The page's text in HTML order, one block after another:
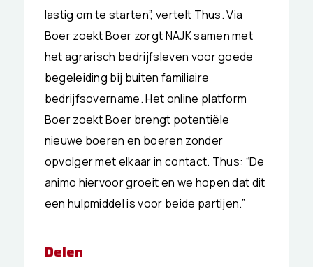
lastig om te starten”, vertelt Thus. Via
Boer zoekt Boer zorgt NAJK samen met
het agrarisch bedrijfsleven voor goede
begeleiding bij buiten familiaire
bedrijfsovername. Het online platform
Boer zoekt Boer brengt potentiële
nieuwe boeren en boeren zonder
opvolger met elkaar in contact. Thus: “De
animo hiervoor groeit en we hopen dat dit
een hulpmiddel is voor beide partijen.”
Delen